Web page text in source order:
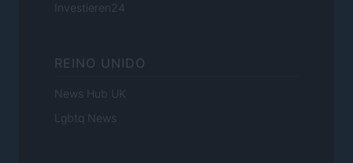
Investieren24
REINO UNIDO
News Hub UK
Lgbtq News